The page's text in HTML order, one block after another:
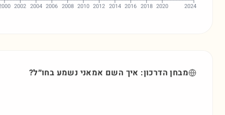
2002 2004 2006 2008 2010 2012 2014 2016 2018 2020 2024
מבחן הדרכון: איך השם אמאני נשמע בחו״ל?